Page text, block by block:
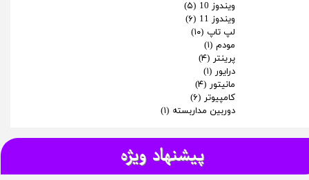
ویندوز 10
(۵)
ویندوز 11
(۶)
لپ تاپ (۱۰)
مودم (۱)
پرینتر (۴)
درایور (۱)
مانیتور (۴)
کامپیوتر (۶)
دوربین مداربسته (۱)
پیشنهاد ویژه